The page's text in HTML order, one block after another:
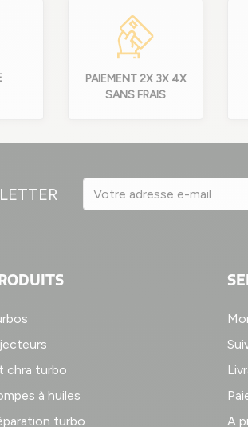
PAIEMENT 2X 3X 4X
SANS FRAIS
chra turbo
à huiles
turbo
A